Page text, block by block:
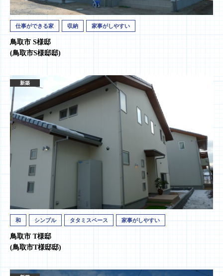
仕事ができる家 収納 家事がしやすい
鳥取市 S様邸
(鳥取市S様邸邸)
新築
和 シンプル タタミスペース 家事がしやすい
鳥取市 T様邸
(鳥取市T様邸邸)